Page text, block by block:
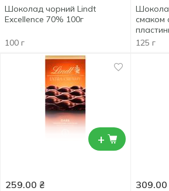
Шоколад чорний Lindt
Excellence 70% 100г
100 г
смаком
125 г
+
259.00 ₴ 309.00